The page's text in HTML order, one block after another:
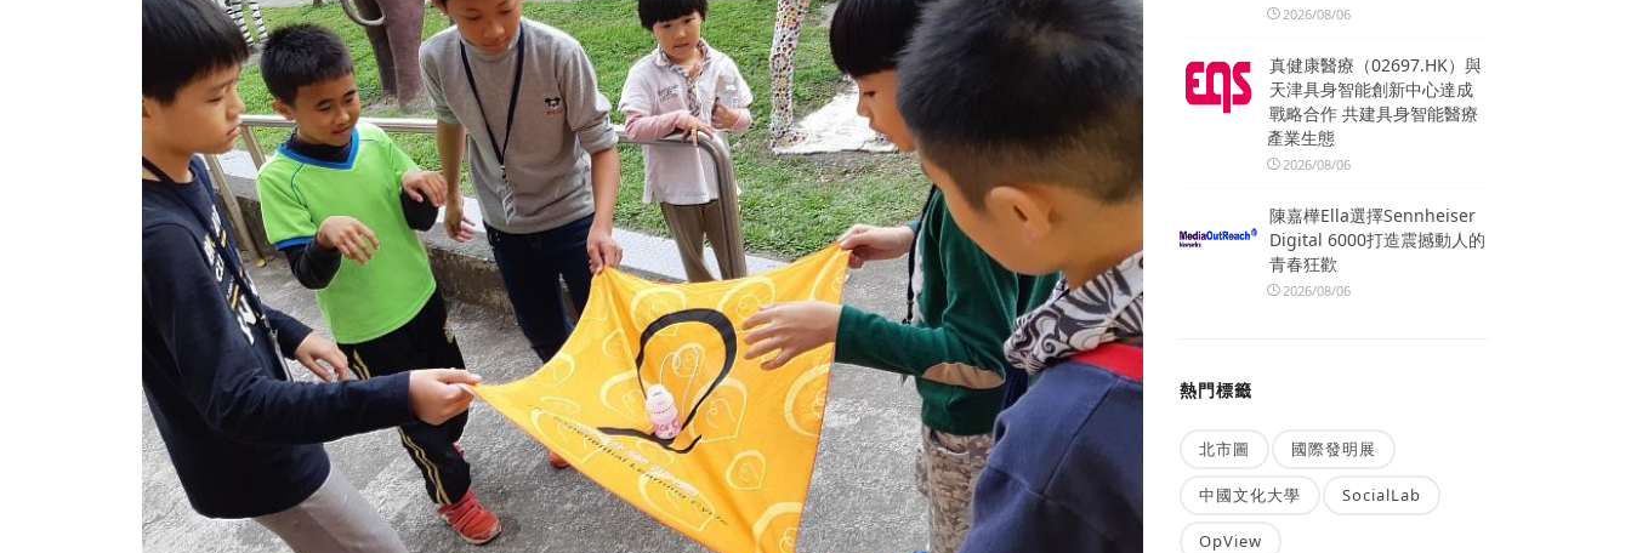
2026/08/06
真健康醫療（02697.HK）與
天津具身智能創新中心達成
戰略合作 共建具身智能醫療
產業生態
2026/08/06
陳嘉樺Ella選擇Sennheiser
Digital 6000打造震撼動人的
青春狂歡
2026/08/06
熱門標籤
北市圖 國際發明展
中國文化大學 SocialLab
OpView